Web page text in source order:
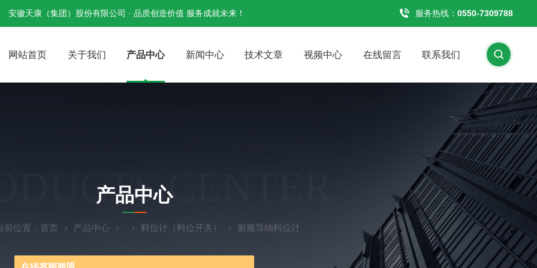
安徽天康（集团）股份有限公司 · 品质创造价值 服务成就未来！ 服务热线： 0550-7309788
网站首页 关于我们 产品中心 新闻中心 技术文章 视频中心 在线留言 联系我们
CENTER
产品中心
前位置： 首页 产品中心 料位计（料位开关） 射频导纳料位计